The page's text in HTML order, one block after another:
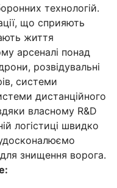
технологій.
що сприяють
життя
арсеналі понад
розвідувальні
системи
дистанційного
власному R&D
логістиці швидко
знищення ворога.